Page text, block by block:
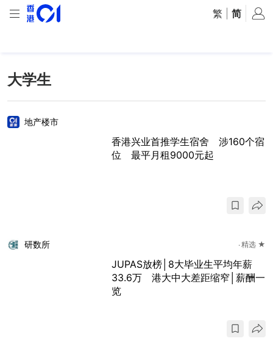
繁 简
大学生
地产楼市
香港兴业首推学生宿舍 涉160个宿
位 最平月租9000元起
研数所 精选 ★
JUPAS放榜│8大毕业生平均年薪
33.6万 港大中大差距缩窄│薪酬一
览